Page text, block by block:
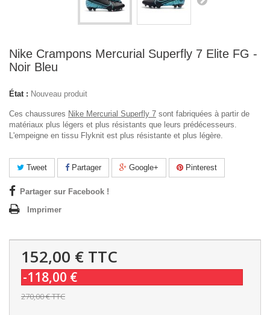
Nike Crampons Mercurial Superfly 7 Elite FG -
Noir Bleu
État : Nouveau produit
Ces chaussures Nike Mercurial Superfly 7 sont fabriquées à partir de
matériaux plus légers et plus résistants que leurs prédécesseurs.
L'empeigne en tissu Flyknit est plus résistante et plus légère.
Tweet Partager Google+ Pinterest
Partager sur Facebook !
Imprimer
152,00 € TTC
-118,00 €
270,00 €TTC